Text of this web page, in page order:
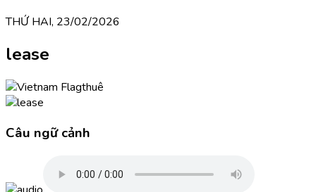
THỨ HAI, 23/02/2026
lease
thuê
Câu ngữ cảnh